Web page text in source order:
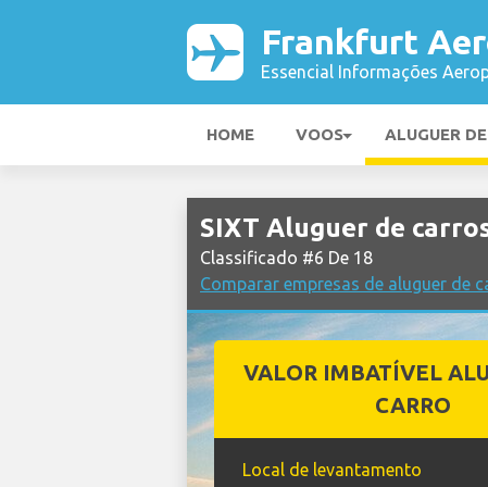
Frankfurt
Essencial Informações
HOME VOOS ALUGUER
SIXT Aluguer de
Classificado #6 De 18
Comparar empresas de aluguer de
VALOR IMBATÍVEL
CARRO
Local de levantamento